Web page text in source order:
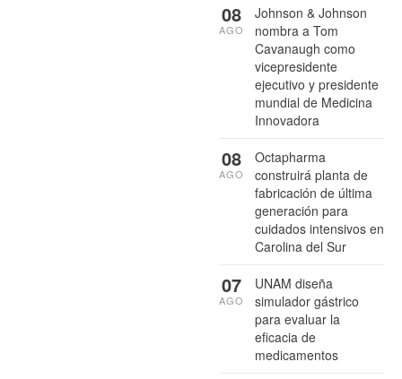
Johnson & Johnson
nombra a Tom
Cavanaugh como
vicepresidente
ejecutivo y presidente
mundial de Medicina
Innovadora
08
AGO
Octapharma
construirá planta de
fabricación de última
generación para
cuidados intensivos en
Carolina del Sur
08
AGO
UNAM diseña
simulador gástrico
para evaluar la
eficacia de
medicamentos
07
AGO